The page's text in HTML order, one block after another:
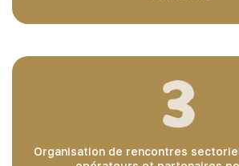
Organisation de rencontres